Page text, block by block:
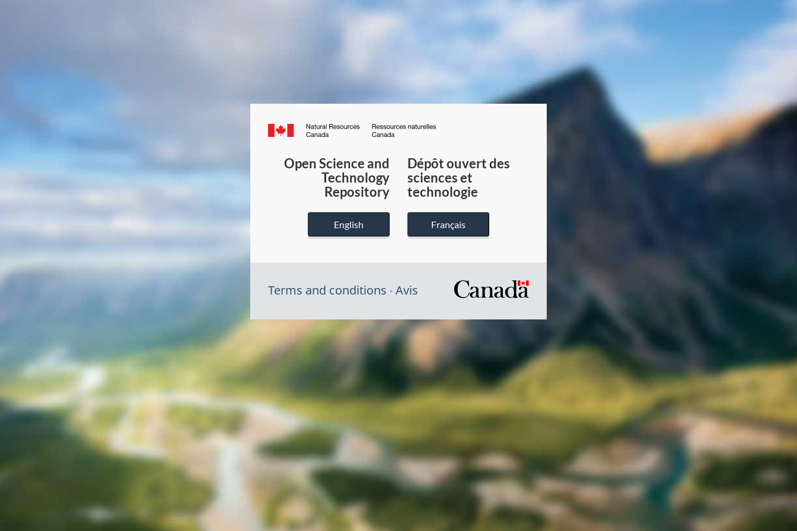
Canada.ca
du
Canada
Open Science and
Technology
Repository
English
Dépôt ouvert des
sciences et
technologie
Français
Terms and conditions Avis
/
gouvernement
du